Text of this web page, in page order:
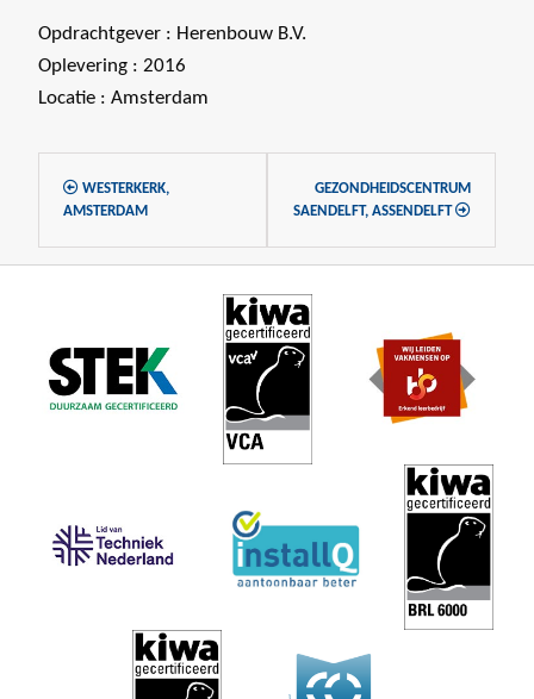
Opdrachtgever : Herenbouw B.V.
Oplevering : 2016
Locatie : Amsterdam
WESTERKERK,
AMSTERDAM
GEZONDHEIDSCENTRUM
SAENDELFT, ASSENDELFT